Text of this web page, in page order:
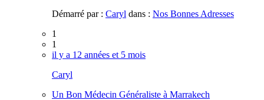
Démarré par : Caryl dans : Nos Bonnes Adresses
1
1
il y a 12 années et 5 mois
Caryl
Un Bon Médecin Généraliste à Marrakech